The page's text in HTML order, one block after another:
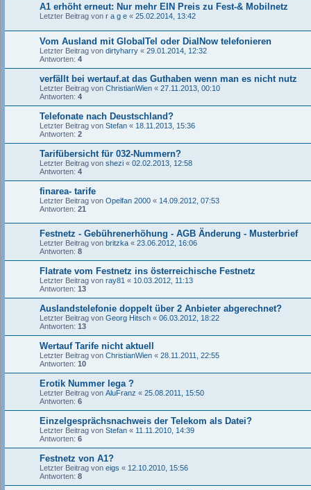
A1 erhöht erneut: Nur mehr EIN Preis zu Fest-& Mobilnetz
Letzter Beitrag von r a g e « 25.02.2014, 13:42
Vom Ausland mit GlobalTel oder DialNow telefonieren
Letzter Beitrag von dirtyharry « 29.01.2014, 12:32
Antworten: 4
verfällt bei wertauf.at das Guthaben wenn man es nicht nutz
Letzter Beitrag von ChristianWien « 27.11.2013, 00:10
Antworten: 4
Telefonate nach Deustschland?
Letzter Beitrag von Stefan « 18.11.2013, 15:36
Antworten: 2
Tarifübersicht für 032-Nummern?
Letzter Beitrag von shezi « 02.02.2013, 12:58
Antworten: 4
finarea- tarife
Letzter Beitrag von Opelfan 2000 « 14.09.2012, 07:53
Antworten: 21
Festnetz - Gebührenerhöhung - AGB Änderung - Musterbrief
Letzter Beitrag von britzka « 23.06.2012, 16:06
Antworten: 8
Flatrate vom Festnetz ins österreichische Festnetz
Letzter Beitrag von ray81 « 10.03.2012, 11:13
Antworten: 13
Auslandstelefonie doppelt über 2 Anbieter abgerechnet?
Letzter Beitrag von Georg Hitsch « 06.03.2012, 18:22
Antworten: 13
Wertauf Tarife nicht aktuell
Letzter Beitrag von ChristianWien « 28.11.2011, 22:55
Antworten: 10
Erotik Nummer lega ?
Letzter Beitrag von AluFranz « 25.08.2011, 15:50
Antworten: 6
Einzelgesprächsnachweis der Telekom als Datei?
Letzter Beitrag von Stefan « 11.11.2010, 14:39
Antworten: 6
Festnetz von A1?
Letzter Beitrag von eigs « 12.10.2010, 15:56
Antworten: 8